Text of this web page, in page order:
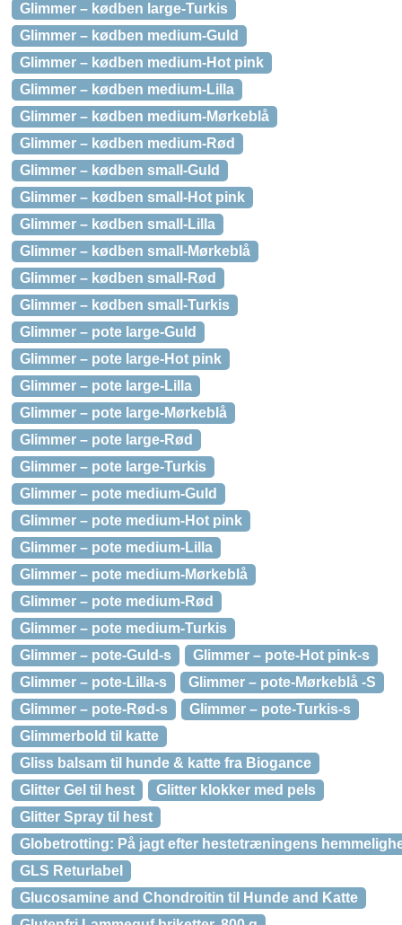
Glimmer – kødben large-Turkis
Glimmer – kødben medium-Guld
Glimmer – kødben medium-Hot pink
Glimmer – kødben medium-Lilla
Glimmer – kødben medium-Mørkeblå
Glimmer – kødben medium-Rød
Glimmer – kødben small-Guld
Glimmer – kødben small-Hot pink
Glimmer – kødben small-Lilla
Glimmer – kødben small-Mørkeblå
Glimmer – kødben small-Rød
Glimmer – kødben small-Turkis
Glimmer – pote large-Guld
Glimmer – pote large-Hot pink
Glimmer – pote large-Lilla
Glimmer – pote large-Mørkeblå
Glimmer – pote large-Rød
Glimmer – pote large-Turkis
Glimmer – pote medium-Guld
Glimmer – pote medium-Hot pink
Glimmer – pote medium-Lilla
Glimmer – pote medium-Mørkeblå
Glimmer – pote medium-Rød
Glimmer – pote medium-Turkis
Glimmer – pote-Guld-s
Glimmer – pote-Hot pink-s
Glimmer – pote-Lilla-s
Glimmer – pote-Mørkeblå -S
Glimmer – pote-Rød-s
Glimmer – pote-Turkis-s
Glimmerbold til katte
Gliss balsam til hunde & katte fra Biogance
Glitter Gel til hest
Glitter klokker med pels
Glitter Spray til hest
Globetrotting: På jagt efter hestetræningens
GLS Returlabel
Glucosamine and Chondroitin til Hunde and Katte